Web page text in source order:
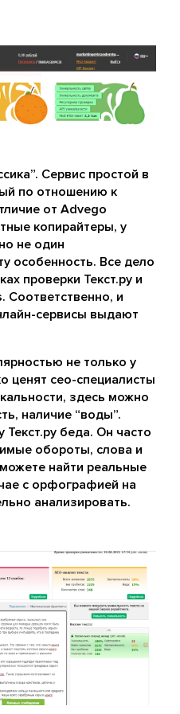
Сервис простой в
по отношению к
от Advego
копирайтеры, у
не один
особенность. Все дело
проверки Текст.ру и
Соответственно, и
сервисы выдают
не только у
ценят сео-специалисты
здесь можно
наличие “воды”.
беда. Он часто
обороты, слова и
найти реальные
с орфографией на
анализировать.